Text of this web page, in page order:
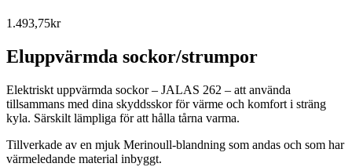
1.493,75kr
Eluppvärmda sockor/strumpor
Elektriskt uppvärmda sockor – JALAS 262 – att använda
tillsammans med dina skyddsskor för värme och komfort i sträng
kyla. Särskilt lämpliga för att hålla tårna varma.
Tillverkade av en mjuk Merinoull-blandning som andas och som har
värmeledande material inbyggt.